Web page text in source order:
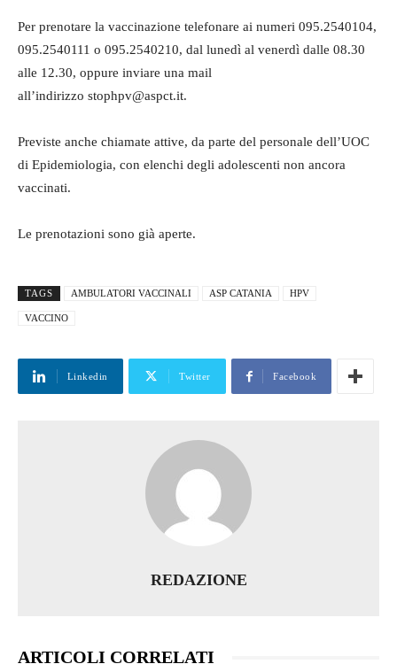
Per prenotare la vaccinazione telefonare ai numeri 095.2540104,
095.2540111 o 095.2540210, dal lunedì al venerdì dalle 08.30
alle 12.30, oppure inviare una mail
all’indirizzo stophpv@aspct.it.
Previste anche chiamate attive, da parte del personale dell’UOC
di Epidemiologia, con elenchi degli adolescenti non ancora
vaccinati.
Le prenotazioni sono già aperte.
TAGS AMBULATORI VACCINALI ASP CATANIA HPV
VACCINO
Linkedin Twitter Facebook
REDAZIONE
ARTICOLI CORRELATI